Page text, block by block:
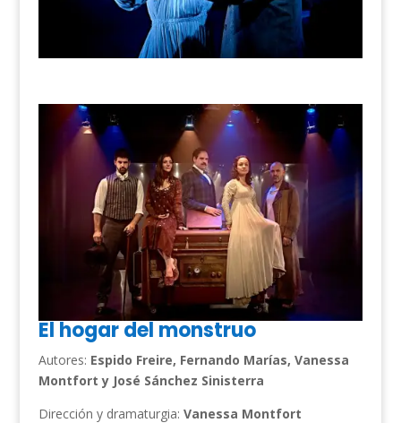
El hogar del monstruo
Autores: Espido Freire, Fernando Marías, Vanessa
Montfort y José Sánchez Sinisterra
Dirección y dramaturgia: Vanessa Montfort